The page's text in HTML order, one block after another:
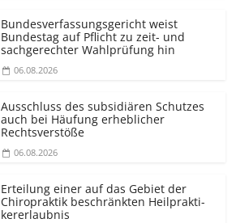
Bundesver­fassungsgericht weist
Bundestag auf Pflicht zu zeit- und
sachgerechter Wahlprüfung hin
06.08.2026
Ausschluss des subsidiären Schutzes
auch bei Häufung erheblicher
Rechtsverstöße
06.08.2026
Erteilung einer auf das Gebiet der
Chiropraktik beschränkten Heilprakti­
kererlaubnis